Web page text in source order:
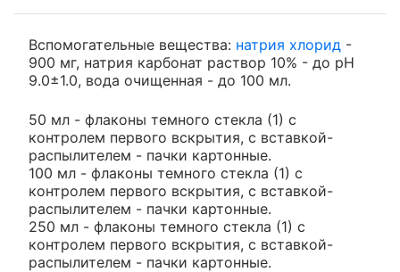
Вспомогательные вещества: натрия хлорид -
900 мг, натрия карбонат раствор 10% - до pH
9.0±1.0, вода очищенная - до 100 мл.
50 мл - флаконы темного стекла (1) с
контролем первого вскрытия, с вставкой-
распылителем - пачки картонные.
100 мл - флаконы темного стекла (1) с
контролем первого вскрытия, с вставкой-
распылителем - пачки картонные.
250 мл - флаконы темного стекла (1) с
контролем первого вскрытия, с вставкой-
распылителем - пачки картонные.